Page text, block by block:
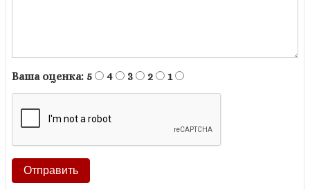
Ваша оценка: 5 4 3 2 1